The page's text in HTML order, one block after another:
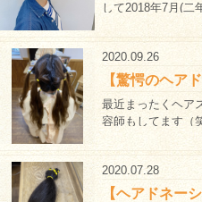
して2018年7月(二
2020.09.26
【驚愕のヘア
最近まったくヘア
容師もしてます（
2020.07.28
【ヘアドネー